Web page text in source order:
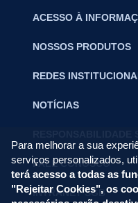
ACESSO À
NOSSOS PRODUTOS
REDES
NOTÍCIAS
FALE CONOSCO
INTRANET SGB
Para melhorar a sua
serviços personalizados,
terá acesso a todas as
"Rejeitar Cookies", os